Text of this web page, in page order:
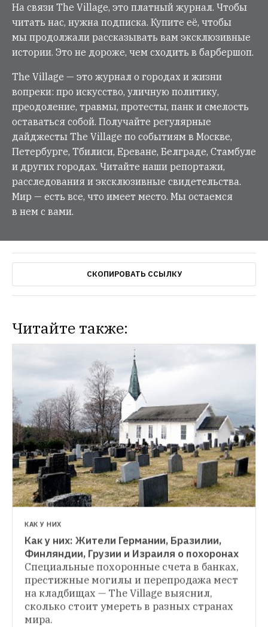
На связи The Village, это платный журнал. Чтобы
читать нас, нужна подписка. Купите её, чтобы
мы продолжали рассказывать вам эксклюзивные
истории. Это не дороже, чем сходить в барбершоп.
The Village — это журнал о городах и жизни
вопреки: про искусство, уличную политику,
преодоление, травмы, протесты, панк и смелость
оставаться собой. Получайте регулярные
дайджесты The Village по событиям в Москве,
Петербурге, Тбилиси, Ереване, Белграде, Стамбуле
и других городах. Читайте наши репортажи,
расследования и эксклюзивные свидетельства.
Мир — есть все, что имеет место. Мы остаемся
в нем с вами.
СКОПИРОВАТЬ ССЫЛКУ
Читайте также:
КАК У НИХ
Как у них: Жители Германии, Бразилии,
Финляндии, Грузии и Израиля о похоронах
Специальные похоронные счета в банках,
престижные могилы и перепродажа мест
на кладбищах — The Village выяснил,
сколько стоит умереть в разных странах
мира.